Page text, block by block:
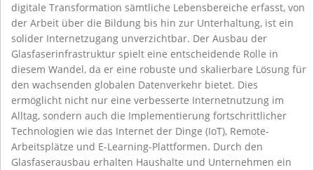
digitale Transformation sämtliche Lebensbereiche erfasst, von
der Arbeit über die Bildung bis hin zur Unterhaltung, ist ein
solider Internetzugang unverzichtbar. Der Ausbau der
Glasfaserinfrastruktur spielt eine entscheidende Rolle in
diesem Wandel, da er eine robuste und skalierbare Lösung für
den wachsenden globalen Datenverkehr bietet. Dies
ermöglicht nicht nur eine verbesserte Internetnutzung im
Alltag, sondern auch die Implementierung fortschrittlicher
Technologien wie das Internet der Dinge (IoT), Remote-
Arbeitsplätze und E-Learning-Plattformen. Durch den
Glasfaserausbau erhalten Haushalte und Unternehmen ein